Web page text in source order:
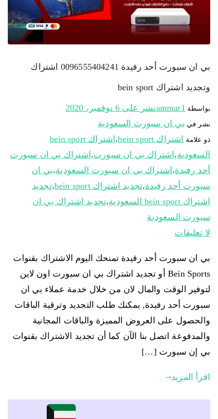
بي ان سبورت أحد رفيدة 0096555404241 اشتراك
وتجديد اشتراك bein sport
بواسطة ammar1نشر على 6 نوفمبر، 2020
نشر في بي ان سبورت السعودية
ذو علامة اشتراك bein sport ،
اشتراك bein sport
السعودية ، اشتراك بي ان سبورت، اشتراك بي ان سبورت
أحد رفيدة، اشتراك بي ان سبورت السعودية،بي ان
سبورت أحد رفيدة،تجديد اشتراك bein sport ،تجديد
اشتراك bein sport السعودية
،تجديد اشتراك بي ان
سبورت السعودية
لا تعليقات
بي ان سبورت أحد رفيدة تمنحك اليوم الاشتراك بقنوات
Bein Sports أو تجديد اشتراك بي ان سبورت اون لاين
لتوفير الوقت والمال لان من خلال خدمة عملاء بي ان
سبورت أحد رفيدة, يمكنك طلب التجديد وترقية الباقات
والحصول على العروض المميزة والباقات المجانية
والمدفوعة اتصل بنا الآن كما أن تجديد الاشتراك بقنوات
بي إن سبورت […]
اقرأ المزيد